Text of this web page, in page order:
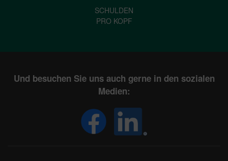
SCHULDEN
PRO KOPF
Und besuchen Sie uns auch gerne in den sozialen
Medien: